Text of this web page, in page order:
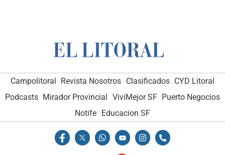
Campolitoral Revista Nosotros Clasificados CYD Litoral
Podcasts Mirador Provincial VivíMejor SF Puerto Negocios
Notife
Educacion SF